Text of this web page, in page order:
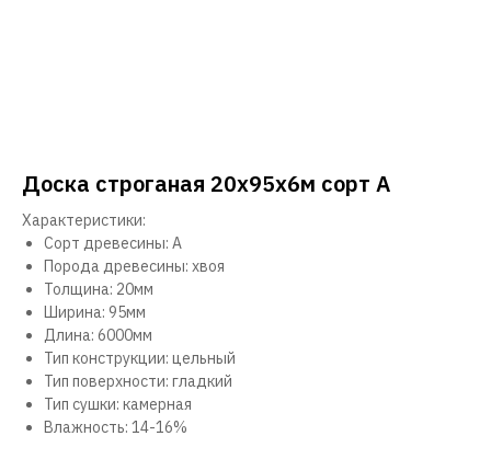
Доска строганая 20х95х6м сорт А
Характеристики:
Сорт древесины: А
Порода древесины: хвоя
Толщина: 20мм
Ширина: 95мм
Длина: 6000мм
Тип конструкции: цельный
Тип поверхности: гладкий
Тип сушки: камерная
Влажность: 14-16%